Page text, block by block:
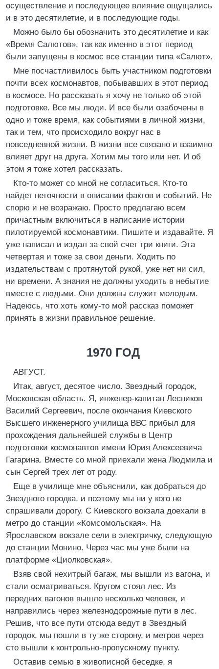
осуществление и последующее влияние ощущались
и в это десятилетие, и в последующие годы.
Можно было бы обозначить это десятилетие и как
«Время Салютов», так как именно в этот период
были запущены в космос все станции типа «Салют».
Мне посчастливилось быть участником подготовки
почти всех космонавтов, побывавших в этот период
в космосе. Но рассказать я хочу не только об этой
подготовке. Все мы люди. И все были озабочены в
одно и тоже время, как событиями в личной жизни,
так и тем, что происходило вокруг нас в
повседневной жизни. В жизни все связано и взаимно
влияет друг на друга. Хотим мы того или нет. И об
этом я тоже хотел рассказать.
Кто-то может со мной не согласиться. Кто-то
найдет неточности в описании фактов и событий. Не
спорю и не возражаю. Просто предлагаю всем
причастным включиться в написание истории
пилотируемой космонавтики. Пишите и издавайте. Я
уже написал и издал за свой счет три книги. Эта
четвертая и тоже за свои деньги. Ходить по
издательствам с протянутой рукой, уже нет ни сил,
ни времени. А знания не должны уходить в небытие
вместе с людьми. Они должны служит молодым.
Надеюсь, что хоть кому-то мой рассказ поможет
принять в жизни правильное решение.
1970 ГОД
АВГУСТ.
Итак, август, десятое число. Звездный городок,
Московская область. Я, инженер-капитан Лесников
Василий Сергеевич, после окончания Киевского
Высшего инженерного училища ВВС прибыл для
прохождения дальнейшей службы в Центр
подготовки космонавтов имени Юрия Алексеевича
Гагарина. Вместе со мной приехали жена Людмила и
сын Сергей трех лет от роду.
Еще в училище мне объяснили, как добраться до
Звездного городка, и поэтому мы ни у кого не
спрашивали дорогу. С Киевского вокзала доехали в
метро до станции «Комсомольская». На
Ярославском вокзале сели в электричку, следующую
до станции Монино. Через час мы уже были на
платформе «Циолковская».
Взяв свой нехитрый багаж, мы вышли из вагона, и
стали осматриваться. Кругом стоял лес. Из
передних вагонов вышло несколько человек, и
направились через железнодорожные пути в лес.
Решив, что все пути отсюда ведут в Звездный
городок, мы пошли в ту же сторону, и метров через
сто вышли к контрольно-пропускному пункту.
Оставив семью в живописной беседке, я